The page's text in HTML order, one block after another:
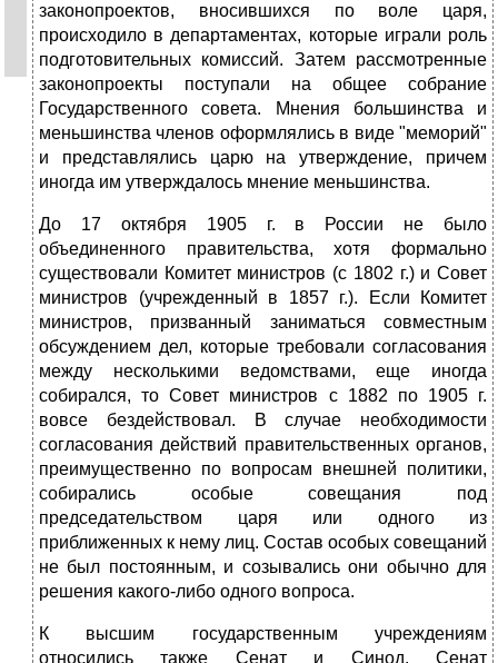
законопроектов, вносившихся по воле царя,
происходило в департаментах, которые играли роль
подготовительных комиссий. Затем рассмотренные
законопроекты поступали на общее собрание
Государственного совета. Мнения большинства и
меньшинства членов оформлялись в виде "меморий"
и представлялись царю на утверждение, причем
иногда им утверждалось мнение меньшинства.
До 17 октября 1905 г. в России не было
объединенного правительства, хотя формально
существовали Комитет министров (с 1802 г.) и Совет
министров (учрежденный в 1857 г.). Если Комитет
министров, призванный заниматься совместным
обсуждением дел, которые требовали согласования
между несколькими ведомствами, еще иногда
собирался, то Совет министров с 1882 по 1905 г.
вовсе бездействовал. В случае необходимости
согласования действий правительственных органов,
преимущественно по вопросам внешней политики,
собирались особые совещания под
председательством царя или одного из
приближенных к нему лиц. Состав особых совещаний
не был постоянным, и созывались они обычно для
решения какого-либо одного вопроса.
К высшим государственным учреждениям
относились также Сенат и Синод. Сенат